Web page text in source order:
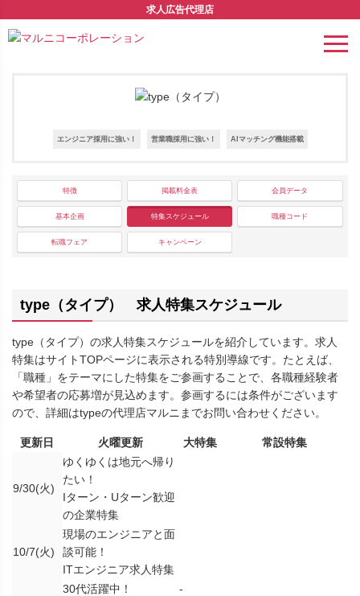
求人広告代理店
エンジニア採用に強い！ 営業職採用に強い！ AIマッチング機能搭載
特徴 掲載料金表 会員データ
基本企画 特集スケジュール 職種コード
転職フェア キャンペーン
type（タイプ） 求人特集スケジュール
type（タイプ）の求人特集スケジュールを紹介しています。求人
特集はサイトTOPページに表示される特別導線です。たとえば、
「職種」をテーマにした特集をご参画することで、各職種経験者
や希望者の応募増が見込めます。参画するには条件がございます
ので、詳細はtypeの代理店マルニまでお問い合わせください。
更新日 火曜更新 大特集 常設特集
9/30(火)
ゆくゆくは地元へ帰り
たい！
Iターン・Uターン歓迎
の企業特集
-
10/7(火)
現場のエンジニアと面
談可能！
ITエンジニア求人特集
30代活躍中！